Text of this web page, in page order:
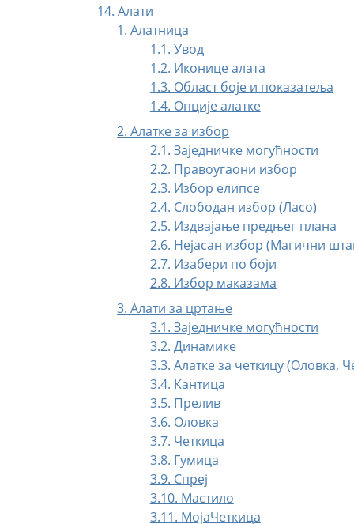
14. Алати
1. Алатница
1.1. Увод
1.2. Иконице алата
1.3. Област боје и показатеља
1.4. Опције алатке
2. Алатке за избор
2.1. Заједничке могућности
2.2. Правоугаони избор
2.3. Избор елипсе
2.4. Слободан избор (Ласо)
2.5. Издвајање предњег плана
2.6. Нејасан избор (Магични
2.7. Изабери по боји
2.8. Избор маказама
3. Алати за цртање
3.1. Заједничке могућности
3.2. Динамике
3.3. Алатке за четкицу (Оловка,
3.4. Кантица
3.5. Прелив
3.6. Оловка
3.7. Четкица
3.8. Гумица
3.9. Спреј
3.10. Мастило
3.11. МојаЧеткица